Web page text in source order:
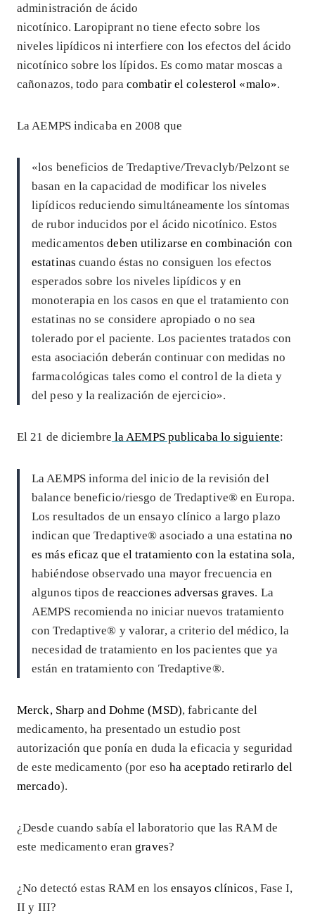
administración de ácido
nicotínico. Laropiprant no tiene efecto sobre los
niveles lipídicos ni interfiere con los efectos del ácido
nicotínico sobre los lípidos. Es como matar moscas a
cañonazos, todo para combatir el colesterol «malo».
La AEMPS indicaba en 2008 que
«los beneficios de Tredaptive/Trevaclyb/Pelzont se
basan en la capacidad de modificar los niveles
lipídicos reduciendo simultáneamente los síntomas
de rubor inducidos por el ácido nicotínico. Estos
medicamentosdeben utilizarse en combinación con
estatinas cuando éstas no consiguen los efectos
esperados sobre los niveles lipídicos y en
monoterapia en los casos en que el tratamiento con
estatinas no se considere apropiado o no sea
tolerado por el paciente. Los pacientes tratados con
esta asociación deberán continuar con medidas no
farmacológicas tales como el control de la dieta y
del peso y la realización de ejercicio».
El 21 de diciembre la AEMPS publicaba lo siguiente:
La AEMPS informa del inicio de la revisión del
balance beneficio/riesgo de Tredaptive® en Europa.
Los resultados de un ensayo clínico a largo plazo
indican que Tredaptive® asociado a una estatina no
es más eficaz que el tratamiento con la estatina sola,
habiéndose observado una mayor frecuencia en
algunos tipos de reacciones adversas graves. La
AEMPS recomienda no iniciar nuevos tratamiento
con Tredaptive® y valorar, a criterio del médico, la
necesidad de tratamiento en los pacientes que ya
están en tratamiento con Tredaptive®.
Merck, Sharp and Dohme (MSD), fabricante del
medicamento, ha presentado un estudio post
autorización que ponía en duda la eficacia y seguridad
de este medicamento (por eso ha aceptado retirarlo del
mercado).
¿Desde cuando sabía el laboratorio que las RAM de
este medicamento eran graves?
¿No detectó estas RAM en los ensayos clínicos, Fase I,
II y III?